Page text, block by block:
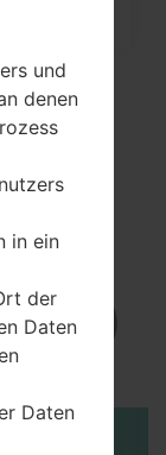
und
denen
in ein
der
Daten
Daten